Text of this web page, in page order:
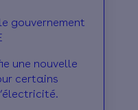
gouvernement
une nouvelle
certains